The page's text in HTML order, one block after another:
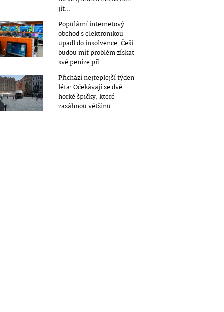
jít...
Populární internetový
obchod s elektronikou
upadl do insolvence. Češi
budou mít problém získat
své peníze při...
Přichází nejteplejší týden
léta: Očekávají se dvě
horké špičky, které
zasáhnou většinu...